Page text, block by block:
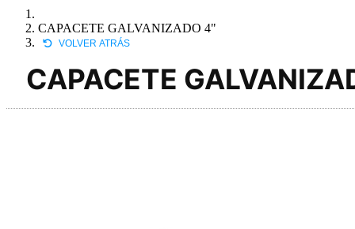
CAPACETE GALVANIZADO 4"
VOLVER ATRÁS
CAPACETE